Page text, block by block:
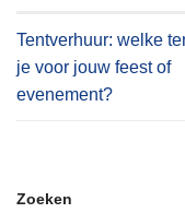
Tentverhuur: welke
je voor jouw feest of
evenement?
Zoeken